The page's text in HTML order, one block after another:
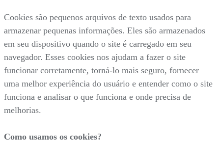
Cookies são pequenos arquivos de texto usados para
armazenar pequenas informações. Eles são armazenados
em seu dispositivo quando o site é carregado em seu
navegador. Esses cookies nos ajudam a fazer o site
funcionar corretamente, torná-lo mais seguro, fornecer
uma melhor experiência do usuário e entender como o site
funciona e analisar o que funciona e onde precisa de
melhorias.
Como usamos os cookies?